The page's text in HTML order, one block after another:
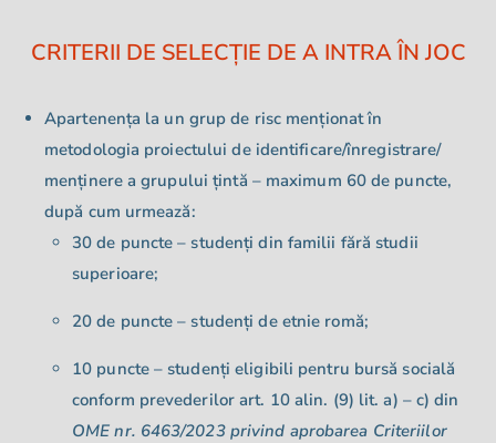
CRITERII DE SELECȚIE DE A INTRA ÎN JOC
Apartenența la un grup de risc menționat în
metodologia proiectului de identificare/înregistrare/
menținere a grupului țintă – maximum 60 de puncte,
după cum urmează:
30 de puncte – studenți din familii fără studii
superioare;
20 de puncte – studenți de etnie romă;
10 puncte – studenți eligibili pentru bursă socială
conform prevederilor art. 10 alin. (9) lit. a) – c) din
OME nr. 6463/2023 privind aprobarea Criteriilor